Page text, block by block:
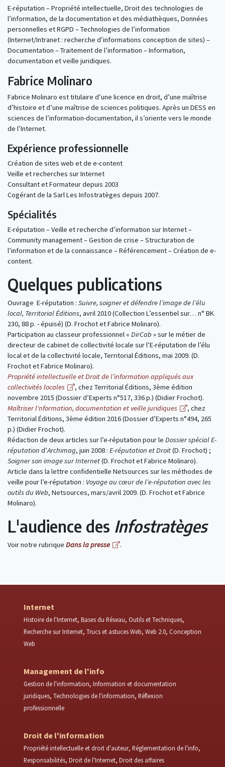
E-réputation – Propriété intellectuelle, Droit des technologies de
l’information, de la documentation et des médiathèques, Données
personnelles et RGPD – Technologies de l’information
(Internet/Intranet : recherche d’informations conception de sites) –
Documentation – Traitement de l’information – Information,
documentation et veille juridiques.
Fabrice Molinaro
Fabrice Molinaro est titulaire d’une licence en droit, d’une maîtrise
d’histoire et d’une maîtrise de sciences politiques. Après un DESS en
sciences de l’information-documentation, il s’oriente vers le monde
de l’Internet.
Expérience professionnelle
Création de sites web et de e-content
Veille et recherches sur Internet
Consultant et Formateur depuis 2003
Cogérant de la Sarl Les Infostratèges depuis 2007.
Spécialités
E-réputation – Veille et recherche d’information sur Internet –
Community management – Gestion de crise – Structuration de
l’information et de la connaissance – Référencement – Création de e-
content.
Quelques publications
Ouvrage E-réputation : Suivre, soigner et défendre l’image de l’élu
local, Territorial Éditions, avril 2010 (Collection L’essentiel sur… n° BK
230, 88 p. - épuisé) (D. Frochot et Fabrice Molinaro).
Participation au classeur professionnel « DirCab» sur le métier de
directeur de cabinet de collectivité locale sur l’E-réputation de l’élu
local et de la collectivité locale, Territorial Éditions, mai 2009. (D.
Frochot et Fabrice Molinaro).
Propriété intellectuelle et Droit de l’information appliqués aux
collectivités locales
, chez Territorial Éditions, 3ème édition
novembre 2015 (Dossier d’Experts n°517, 336 p.) (Didier Frochot).
Maîtriser l'nformation, documentation et veille juridiques
, chez
Territorial Éditions, 3ème édition 2016 (Dossier d’Experts n°494, 265
p.) (Didier Frochot).
Rédaction de deux articles sur l’e-réputation pour le Dossier spécial E-
réputation d’Archimag, juin 2008 : E-réputation et Droit(D. Frochot) ;
Soigner son image sur Internet(D. Frochot et Fabrice Molinaro).
Article dans la lettre confidentielle Netsources sur les méthodes de
veille pour l’e-réputation : Voyage au cœur de l’e-réputation avec les
outils du Web, Netsources, mars/avril 2009. (D. Frochot et Fabrice
Molinaro).
L'audience des Infostratèges
Voir notre rubrique Dans la presse .
Internet
Histoire de l'Internet Bases du Réseau Outils et Techniques
Recherche sur Internet Trucs et astuces Web Web 2.0 Conception
Web
Management de l'info
Gestion de l'information Information et documentation
juridiques Technologies de l'information Réflexion
professionnelle
Droit de l'information
Propriété intellectuelle et droit d'auteur Réglementation de l'info
Responsabilités Droit de l'Internet Droit des affaires